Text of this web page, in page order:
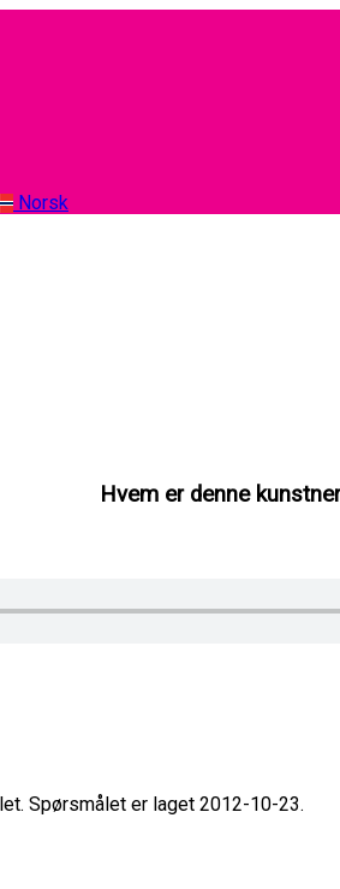
Norsk
Hvem er denne
Spørsmålet er laget 2012-10-23.